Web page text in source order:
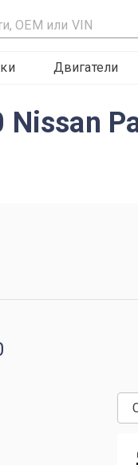
Двигатели
Nissan